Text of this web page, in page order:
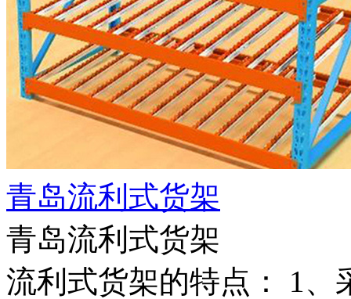
青岛流利式货架
青岛流利式货架
流利式货架的特点： 1、